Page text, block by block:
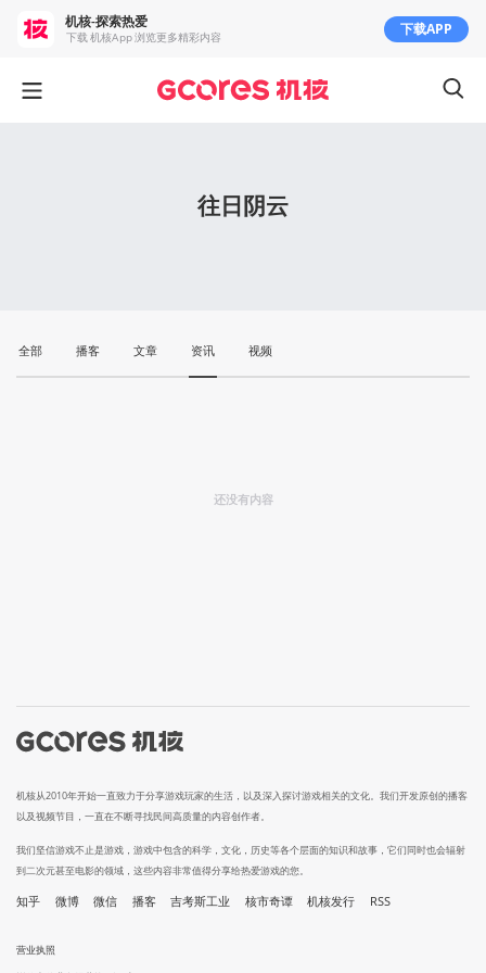
往日阴云
全部 播客 文章 资讯 视频
还没有内容
机核从2010年开始一直致力于分享游戏玩家的生活，以及深入探讨游戏相关的文化。我们开发原创的播客
以及视频节目，一直在不断寻找民间高质量的内容创作者。
我们坚信游戏不止是游戏，游戏中包含的科学，文化，历史等各个层面的知识和故事，它们同时也会辐射
到二次元甚至电影的领域，这些内容非常值得分享给热爱游戏的您。
知乎 微博 微信 播客 吉考斯工业 核市奇谭 机核发行 RSS
营业执照
机核-探索热爱
下载 机核App 浏览更多精彩内容 下载APP